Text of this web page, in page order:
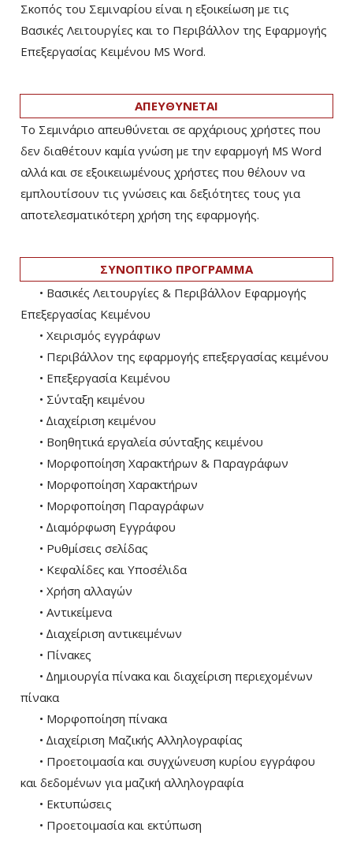
Σκοπός του Σεμιναρίου είναι η εξοικείωση με τις
Βασικές Λειτουργίες και το Περιβάλλον της Εφαρμογής
Επεξεργασίας Κειμένου MS Word.
ΑΠΕΥΘΥΝΕΤΑΙ
Το Σεμινάριο απευθύνεται σε αρχάριους χρήστες που
δεν διαθέτουν καμία γνώση με την εφαρμογή MS Word
αλλά και σε εξοικειωμένους χρήστες που θέλουν να
εμπλουτίσουν τις γνώσεις και δεξιότητες τους για
αποτελεσματικότερη χρήση της εφαρμογής.
ΣΥΝΟΠΤΙΚΟ ΠΡΟΓΡΑΜΜΑ
• Βασικές Λειτουργίες & Περιβάλλον Εφαρμογής
Επεξεργασίας Κειμένου
• Χειρισµός εγγράφων
• Περιβάλλον της εφαρµογής επεξεργασίας κειµένου
• Επεξεργασία Κειμένου
• Σύνταξη κειµένου
• ∆ιαχείριση κειµένου
• Βοηθητικά εργαλεία σύνταξης κειµένου
• Μορφοποίηση Χαρακτήρων & Παραγράφων
• Μορφοποίηση Χαρακτήρων
• Μορφοποίηση Παραγράφων
• ∆ιαμόρφωση Εγγράφου
• Ρυθµίσεις σελίδας
• Κεφαλίδες και Υποσέλιδα
• Χρήση αλλαγών
• Αντικείμενα
• ∆ιαχείριση αντικειµένων
• Πίνακες
• ∆ηµιουργία πίνακα και διαχείριση περιεχοµένων
πίνακα
• Μορφοποίηση πίνακα
• ∆ιαχείριση Μαζικής Αλληλογραφίας
• Προετοιµασία και συγχώνευση κυρίου εγγράφου
και δεδοµένων για µαζική αλληλογραφία
• Εκτυπώσεις
• Προετοιµασία και εκτύπωση